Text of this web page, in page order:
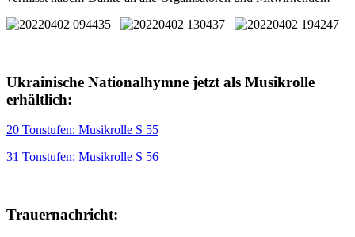
Ukrainische Nationalhymne jetzt als Musikrolle
erhältlich:
20 Tonstufen: Musikrolle S 55
31 Tonstufen: Musikrolle S 56
Trauernachricht: